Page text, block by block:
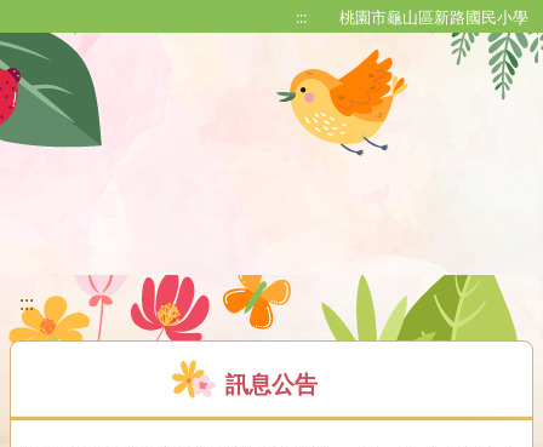
::: 桃園市龜山區新路國民小學
:::
訊息公告